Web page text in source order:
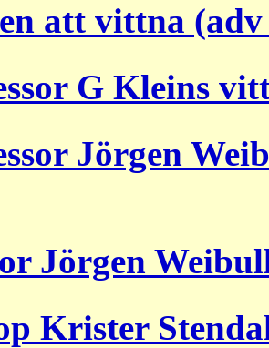
att vittna (adv
G Kleins
Jörgen
Jörgen
Krister